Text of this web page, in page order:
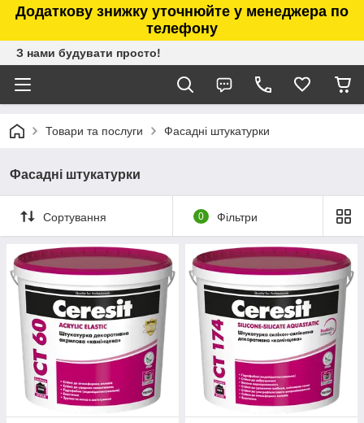
Додаткову знижку уточнюйте у менеджера по
телефону
З нами будувати просто!
Товари та послуги Фасадні штукатурки
Фасадні штукатурки
Сортування 0 Фільтри